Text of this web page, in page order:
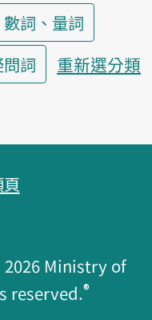
數詞、量詞
詞 重新選分類
2026 Ministry of
reserved.®